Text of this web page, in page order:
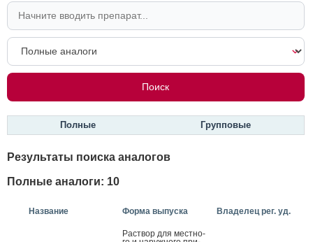
Полные Групповые
Результаты поиска аналогов
Полные аналоги: 10
Название Форма выпуска Владелец рег. уд.
Рас­твор для мес­тно­